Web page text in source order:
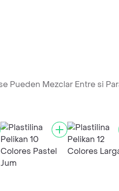
Pueden Mezclar Entre si